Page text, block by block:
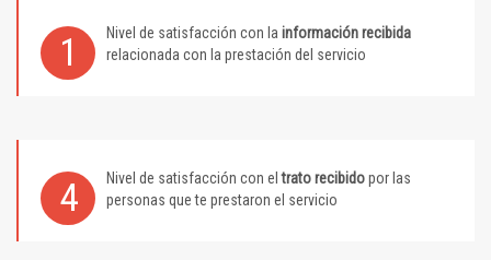
1 Nivel de satisfacción con la información recibida
relacionada con la prestación del servicio
4 Nivel de satisfacción con eltrato recibidopor las
personas que te prestaron el servicio